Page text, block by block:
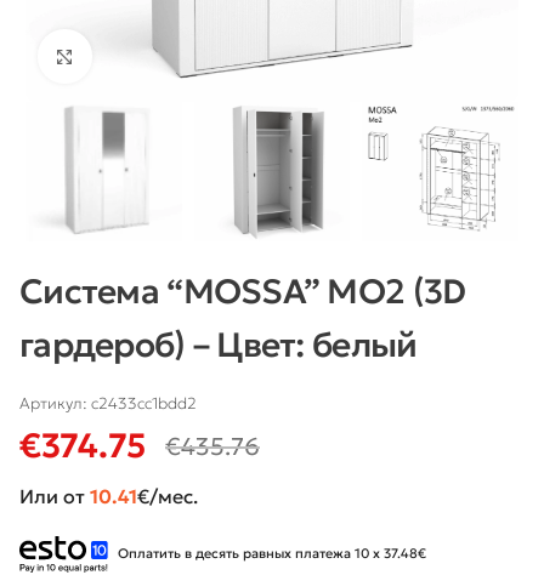
Нажмите, чтобы увеличить
Система “MOSSA” MO2 (3D
гардероб) – Цвет: белый
Артикул: c2433cc1bdd2
€374.75 €435.76
Или от 10.41€/мес.
Оплатить в десять равных платежа 10 x 37.48€